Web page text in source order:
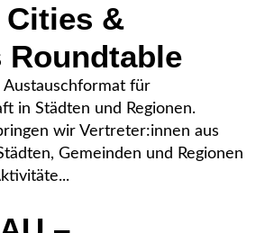
&
Roundtable
Austauschformat für
in Städten und Regionen.
wir Vertreter:innen aus
Gemeinden und Regionen